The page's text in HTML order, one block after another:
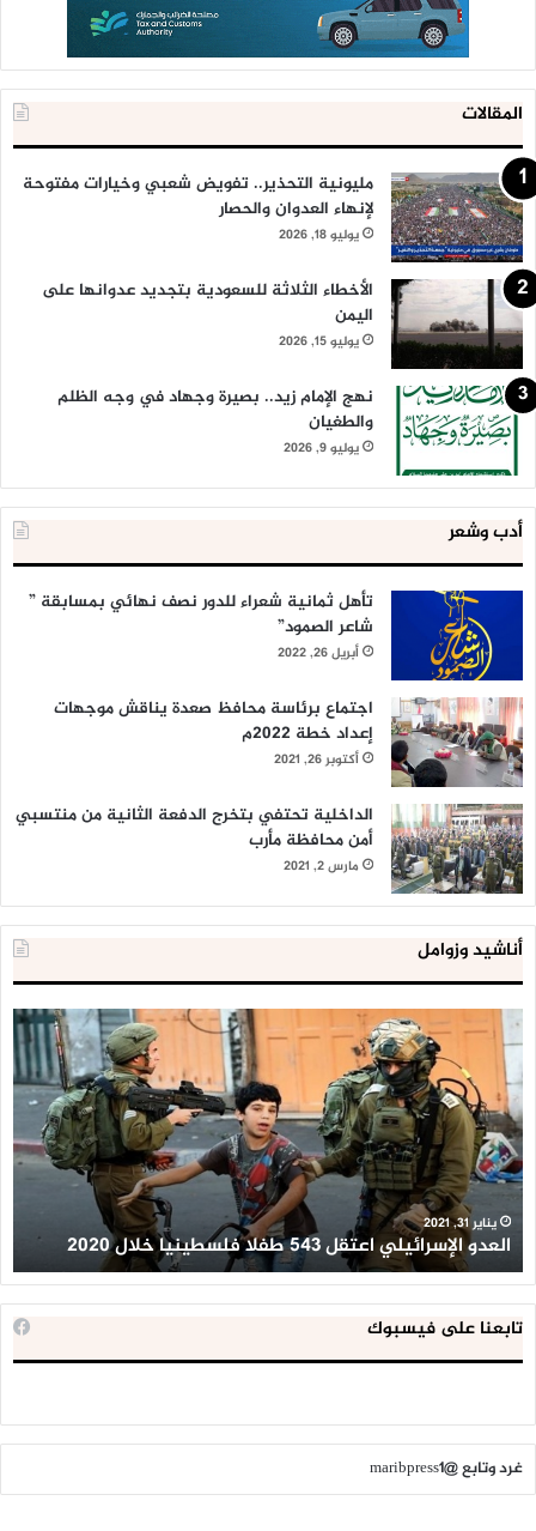
المقالات
مليونية التحذير.. تفويض شعبي وخيارات مفتوحة
لإنهاء العدوان والحصار
يوليو 18, 2026
الأخطاء الثلاثة للسعودية بتجديد عدوانها على
اليمن
يوليو 15, 2026
نهج الإمام زيد.. بصيرة وجهاد في وجه الظلم
والطغيان
يوليو 9, 2026
أدب وشعر
تأهل ثمانية شعراء للدور نصف نهائي بمسابقة ”
شاعر الصمود”
أبريل 26, 2022
اجتماع برئاسة محافظ صعدة يناقش موجهات
إعداد خطة 2022م
أكتوبر 26, 2021
الداخلية تحتفي بتخرج الدفعة الثانية من منتسبي
أمن محافظة مأرب
مارس 2, 2021
أناشيد وزوامل
العدو
الإسرائيلي
اعتقل
543
طفلا
فلسطينيا
خلال
2020
يناير 31, 2021
العدو الإسرائيلي اعتقل 543 طفلا فلسطينيا خلال 2020
تابعنا على فيسبوك
غرد وتابع @maribpress1